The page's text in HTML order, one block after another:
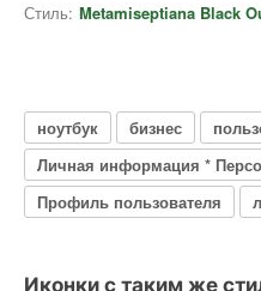
Стиль: Metamiseptiana Black
ноутбук бизнес
Личная информация *
Профиль пользователя
Иконки с таким же